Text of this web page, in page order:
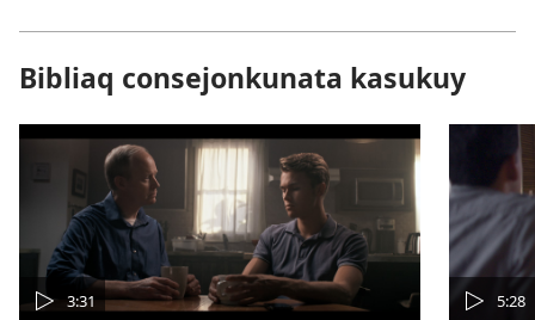
video
Bibliaq consejonkunata kasukuy
3:31 5:28